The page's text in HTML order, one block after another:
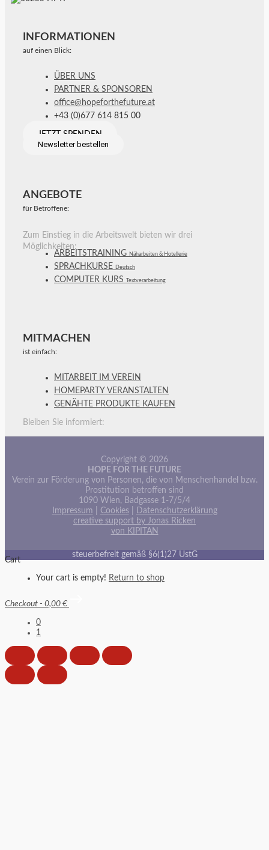
INFORMATIONEN
auf einen Blick:
ÜBER UNS
PARTNER & SPONSOREN
office@hopeforthefuture.at
+43 (0)677 614 815 00
JETZT SPENDEN
Newsletter bestellen
ANGEBOTE
für Betroffene:
Zum Einstieg in die Arbeitswelt bieten wir drei
Möglichkeiten:
ARBEITSTRAINING Näharbeiten & Hotellerie
SPRACHKURSE Deutsch
COMPUTER KURS Textverarbeitung
MITMACHEN
ist einfach:
MITARBEIT IM VEREIN
HOMEPARTY VERANSTALTEN
GENÄHTE PRODUKTE KAUFEN
Bleiben Sie informiert:
Copyright © 2026
HOPE FOR THE FUTURE
Verein zur Förderung von Personen, die von Menschenhandel bzw.
Prostitution betroffen sind
1090 Wien, Badgasse 1-7/5/4
Impressum
Cookies|
Datenschutzerklärung
creative support by Jonas Ricken
von KIPITAN
steuerbefreit gemäß §6(1)27 UstG
Cart
Your cart is empty! Return to shop
Checkout - 0,00 €
0
1